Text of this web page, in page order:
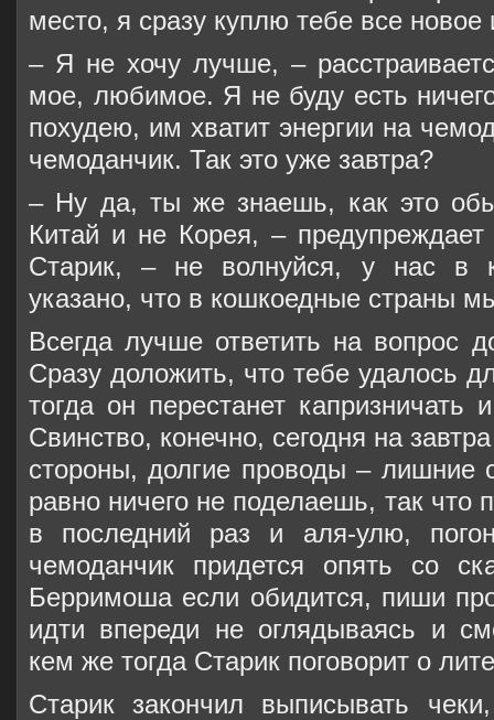
место, я сразу куплю тебе все
– Я не хочу лучше, –
мое, любимое. Я не буду есть
похудею, им хватит энергии на
чемоданчик. Так это уже завтра?
– Ну да, ты же знаешь, как это
Китай и не Корея, – предупреждает
Старик, – не волнуйся, у нас в
указано, что в кошкоедные страны
Всегда лучше ответить на вопрос
Сразу доложить, что тебе удалось
тогда он перестанет капризничать
Свинство, конечно, сегодня на
стороны, долгие проводы – лишние
равно ничего не поделаешь, так что
в последний раз и аля-улю,
чемоданчик придется опять со
Берримоша если обидится, пиши
идти впереди не оглядываясь и
кем же тогда Старик поговорит о
Старик закончил выписывать